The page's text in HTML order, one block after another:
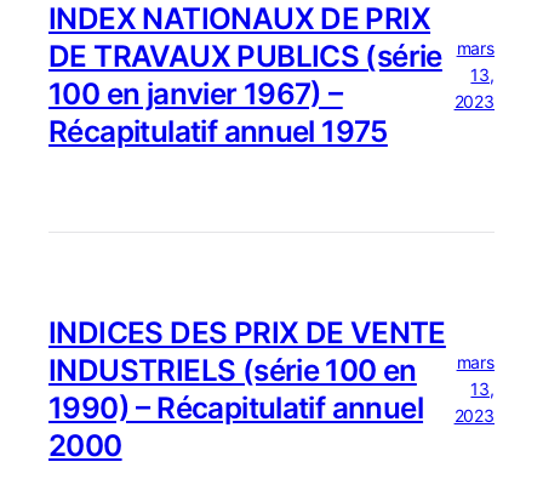
INDEX NATIONAUX DE PRIX
DE TRAVAUX PUBLICS (série
100 en janvier 1967) –
Récapitulatif annuel 1975
mars
13,
2023
INDICES DES PRIX DE VENTE
INDUSTRIELS (série 100 en
1990) – Récapitulatif annuel
2000
mars
13,
2023